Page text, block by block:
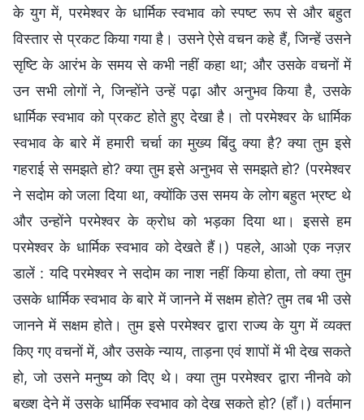
के युग में, परमेश्वर के धार्मिक स्वभाव को स्पष्ट रूप से और बहुत
विस्तार से प्रकट किया गया है। उसने ऐसे वचन कहे हैं, जिन्हें उसने
सृष्टि के आरंभ के समय से कभी नहीं कहा था; और उसके वचनों में
उन सभी लोगों ने, जिन्होंने उन्हें पढ़ा और अनुभव किया है, उसके
धार्मिक स्वभाव को प्रकट होते हुए देखा है। तो परमेश्वर के धार्मिक
स्वभाव के बारे में हमारी चर्चा का मुख्य बिंदु क्या है? क्या तुम इसे
गहराई से समझते हो? क्या तुम इसे अनुभव से समझते हो? (परमेश्वर
ने सदोम को जला दिया था, क्योंकि उस समय के लोग बहुत भ्रष्ट थे
और उन्होंने परमेश्वर के क्रोध को भड़का दिया था। इससे हम
परमेश्वर के धार्मिक स्वभाव को देखते हैं।) पहले, आओ एक नज़र
डालें : यदि परमेश्वर ने सदोम का नाश नहीं किया होता, तो क्या तुम
उसके धार्मिक स्वभाव के बारे में जानने में सक्षम होते? तुम तब भी उसे
जानने में सक्षम होते। तुम इसे परमेश्वर द्वारा राज्य के युग में व्यक्त
किए गए वचनों में, और उसके न्याय, ताड़ना एवं शापों में भी देख सकते
हो, जो उसने मनुष्य को दिए थे। क्या तुम परमेश्वर द्वारा नीनवे को
बख्श देने में उसके धार्मिक स्वभाव को देख सकते हो? (हाँ।) वर्तमान